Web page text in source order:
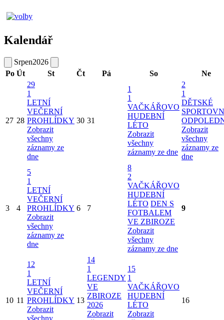
Kalendář
Srpen2026
Po Út St Čt Pá So Ne
27 28
29
1
LETNÍ
VEČERNÍ
PROHLÍDKY
Zobrazit
všechny
záznamy ze
dne
30 31
1
1
VAČKÁŘOVO
HUDEBNÍ
LÉTO
Zobrazit
všechny
záznamy ze dne
2
1
DĚTSKÉ
Zobrazit
všechny
záznamy ze
dne
3 4
5
1
LETNÍ
VEČERNÍ
PROHLÍDKY
Zobrazit
všechny
záznamy ze
dne
6 7
8
2
VAČKÁŘOVO
HUDEBNÍ
LÉTO DEN S
FOTBALEM
VE ZBIROZE
Zobrazit
všechny
záznamy ze dne
9
10 11
12
1
LETNÍ
VEČERNÍ
PROHLÍDKY
Zobrazit
všechny
13
14
1
LEGENDY
VE
ZBIROZE
2026
Zobrazit
15
1
VAČKÁŘOVO
HUDEBNÍ
LÉTO
Zobrazit
16